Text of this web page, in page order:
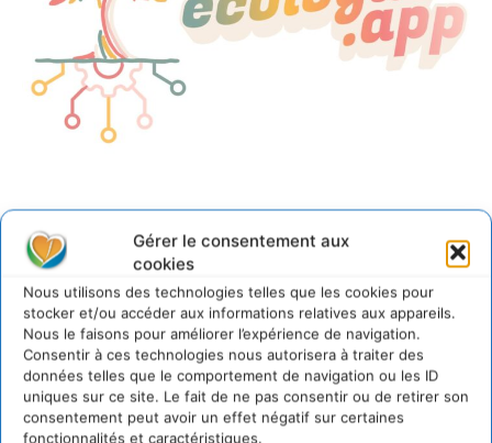
Gérer le consentement aux
cookies
Nous utilisons des technologies telles que les cookies pour
stocker et/ou accéder aux informations relatives aux appareils.
Nous le faisons pour améliorer l’expérience de navigation.
Consentir à ces technologies nous autorisera à traiter des
données telles que le comportement de navigation ou les ID
uniques sur ce site. Le fait de ne pas consentir ou de retirer son
consentement peut avoir un effet négatif sur certaines
fonctionnalités et caractéristiques.
« Le 22 mai,Journée internationale de la
biodiversité
, correspond à l’adoption de la
Convention sur la diversité biologique. Si vous ne
trouvez pas votre bonheur avec une animation de
laFête de la Nature,Prenez 5 minutes pour tester
ecologue.app… »